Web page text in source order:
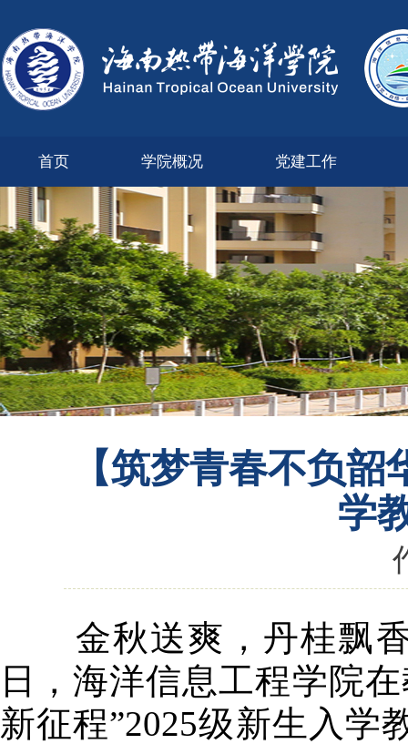
首页 学院概况 党建工作
【筑梦青春不负
学
金秋送爽，丹桂飘
日，海洋信息工程学院
新征程”2025级新生入学